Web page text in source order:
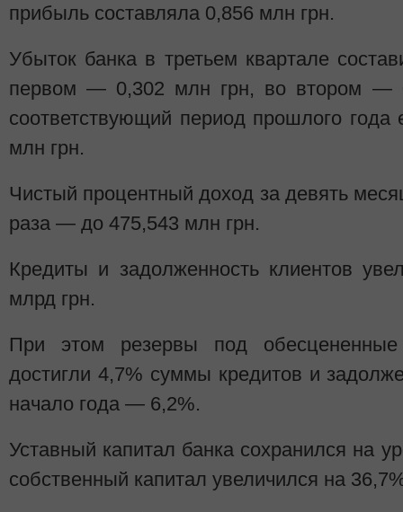
прибыль составляла 0,856 млн грн.
Убыток банка в третьем квартале
первом — 0,302 млн грн, во втором —
соответствующий период прошлого года
млн грн.
Чистый процентный доход за девять
раза — до 475,543 млн грн.
Кредиты и задолженность клиентов
млрд грн.
При этом резервы под
достигли 4,7% суммы кредитов и
начало года — 6,2%.
Уставный капитал банка сохранился на
собственный капитал увеличился на